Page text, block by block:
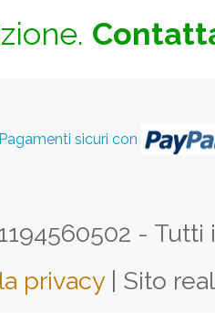
Pagamenti sicuri con
-
privacy | Sito